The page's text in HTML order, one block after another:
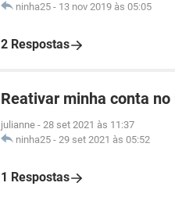
ninha25 - 13 nov 2019 às 05:05
2 Respostas
Reativar minha conta no
julianne - 28 set 2021 às 11:37
ninha25 - 29 set 2021 às 05:52
1 Respostas